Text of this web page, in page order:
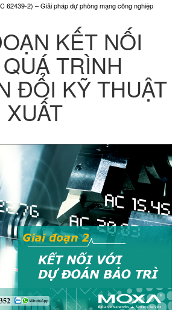
62439-2) – Giải pháp dự phòng mạng công nghiệp
KẾT NỐI
TRÌNH
ĐỔI KỸ THUẬT